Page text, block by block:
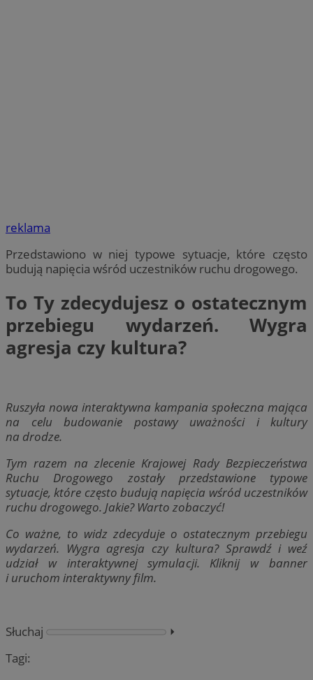
reklama
Przedstawiono w niej typowe sytuacje, które często
budują napięcia wśród uczestników ruchu drogowego.
To Ty zdecydujesz o ostatecznym
przebiegu wydarzeń. Wygra
agresja czy kultura?
Ruszyła nowa interaktywna kampania społeczna mająca
na celu budowanie postawy uważności i kultury
na drodze.
Tym razem na zlecenie Krajowej Rady Bezpieczeństwa
Ruchu Drogowego zostały przedstawione typowe
sytuacje, które często budują napięcia wśród uczestników
ruchu drogowego. Jakie? Warto zobaczyć!
Co ważne, to widz zdecyduje o ostatecznym przebiegu
wydarzeń. Wygra agresja czy kultura? Sprawdź i weź
udział w interaktywnej symulacji. Kliknij w banner
i uruchom interaktywny film.
Słuchaj
⏵︎
Tagi: